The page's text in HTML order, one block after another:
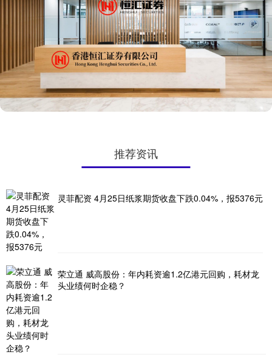
推荐资讯
灵菲配资 4月25日纸浆期货收盘下跌0.04%，报5376元
荣立通 威高股份：年内耗资逾1.2亿港元回购，耗材龙
头业绩何时企稳？